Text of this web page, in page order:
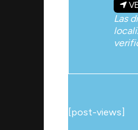
Las
[post-views]